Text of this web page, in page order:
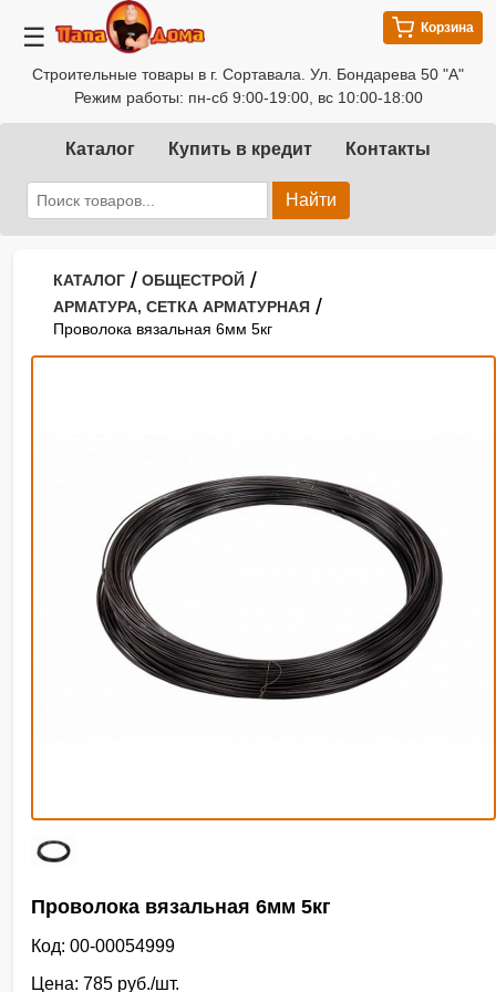
☰
Строительные товары в г. Сортавала. Ул. Бондарева 50 "А"
Режим работы: пн-сб 9:00-19:00, вс 10:00-18:00
Корзина
Каталог Купить в кредит Контакты
Найти
КАТАЛОГ / ОБЩЕСТРОЙ /
АРМАТУРА, СЕТКА АРМАТУРНАЯ /
Проволока вязальная 6мм 5кг
Проволока вязальная 6мм 5кг
Код: 00-00054999
Цена: 785 руб./шт.